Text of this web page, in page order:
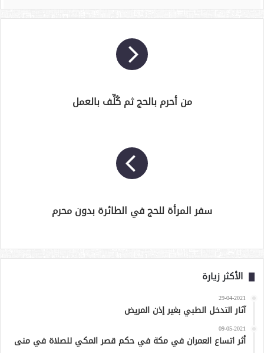
من أحرم بالحج ثم كُلِّف بالعمل
سفر المرأة للحج في الطائرة بدون محرم
الأكثر زيارة
29-04-2021
آثار التدخل الطبي بغير إذن المريض
09-05-2021
أثر اتساع العمران في مكة في حكم قصر المكي للصلاة في منى